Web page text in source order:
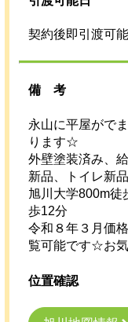
契約後即引渡可能
備考
永山に平屋がで
ります☆
外壁塗装済み、
新品、トイレ新
旭川大学800m
歩12分
令和８年３月価
覧可能です☆お
位置確認